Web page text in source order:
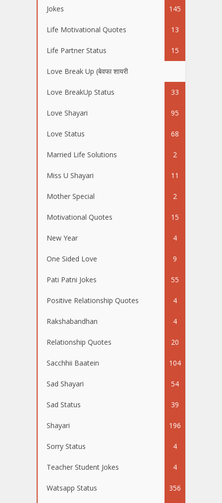
Jokes 145
Life Motivational Quotes 13
Life Partner Status 15
Love Break Up (बेवफा शायरी
Love BreakUp Status 33
Love Shayari 95
Love Status 68
Married Life Solutions 2
Miss U Shayari 11
Mother Special 2
Motivational Quotes 15
New Year 4
One Sided Love 9
Pati Patni Jokes 55
Positive Relationship Quotes 4
Rakshabandhan 4
Relationship Quotes 20
Sacchhii Baatein 104
Sad Shayari 54
Sad Status 39
Shayari 196
Sorry Status 4
Teacher Student Jokes 4
Watsapp Status 356